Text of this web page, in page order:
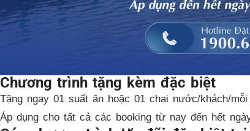
Chương trình tặng kèm đặc biệt
Tặng ngay 01 suất ăn hoặc 01 chai nước/khách/
Áp dụng cho tất cả các booking từ nay đến hết